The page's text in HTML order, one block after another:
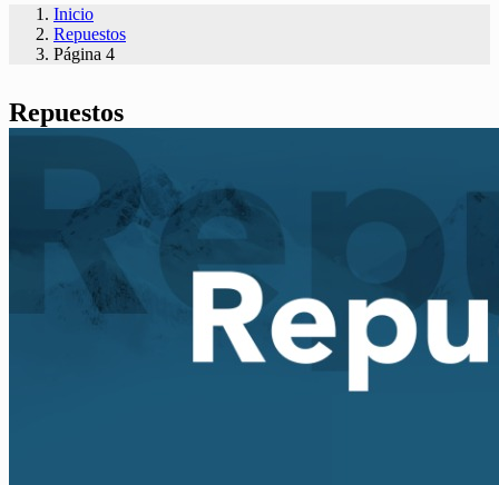
Inicio
Repuestos
Página 4
Repuestos